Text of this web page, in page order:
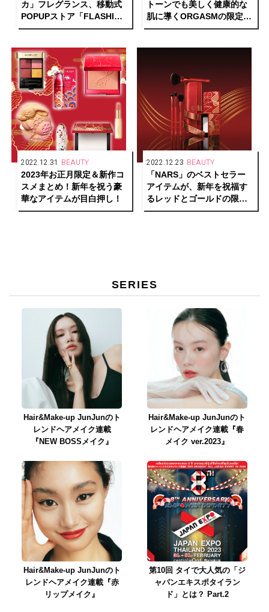
カ」フレグランス、移動式
POPUPストア「FLASHING
MEMORIES STORE」が期
トーンでも美しく健康的な
肌に導くORGASMの限定セ
ットが発売
2022.12.31 BEAUTY
2023年お正月限定＆新作コ
スメまとめ！新年を祝う豪
華なアイテムが目白押し！
2022.12.23 BEAUTY
「NARS」のベストセラー
アイテムが、新年を祝福す
るレッドとゴールドの限定
パッケージで登場
SERIES
Hair&Make-up JunJunのト
レンドヘアメイク連載
『NEW BOSSメイク』
Hair&Make-up JunJunのト
レンドヘアメイク連載『春
メイク ver.2023』
Hair&Make-up JunJunのト
レンドヘアメイク連載『赤
リップメイク』
第10回 タイで大人気の「ジ
ャパンエキスポタイラン
ド」とは？ Part.2